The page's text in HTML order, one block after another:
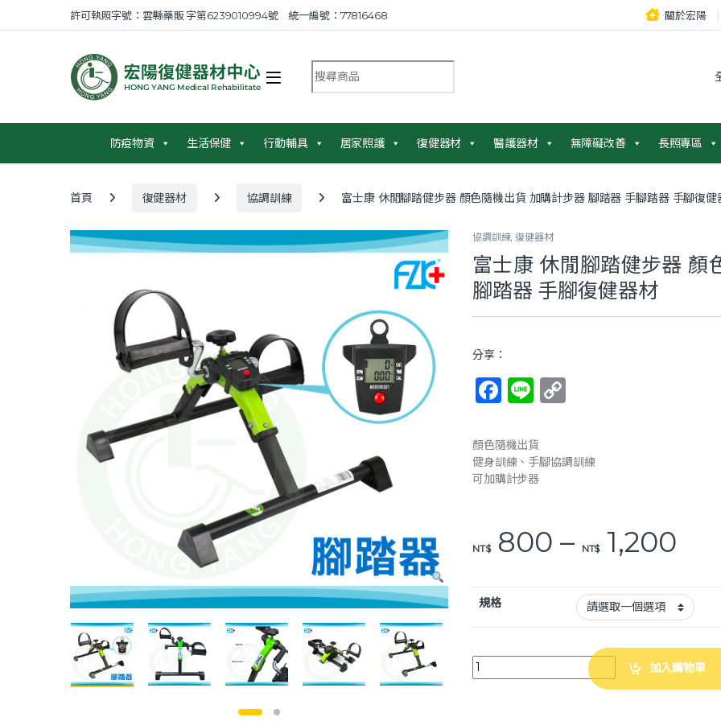
Skip to navigation
Skip to content許可執照字號：雲縣藥販 字第6239010994號 統一編號：77816468 關於宏陽
搜尋商品：
防疫物資 生活保健 行動輔具 居家照護 復健器材 醫護器材 無障礙改善 長照專區
首頁 復健器材 協調訓練 富士康 休閒腳踏健步器 顏色隨機出貨 加購計步器 腳踏器 手腳踏器 手腳復健
協調訓練,復健器材
富士康 休閒腳踏健步器 顏
腳踏器 手腳復健器材
分享：
F
c
e
b
o
Li
e
y
k
顏色隨機出貨
健身訓練、手腳協調訓練
可加購計步器
NT$800 – NT$1,200價
規格
富士康 休閒腳踏健步器 顏色隨機出貨 加購計步
加入購物車